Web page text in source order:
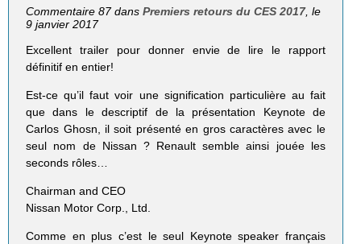
Commentaire 87 dansPremiers retours du CES 2017, le
9 janvier 2017
Excellent trailer pour donner envie de lire le rapport
définitif en entier!
Est-ce qu’il faut voir une signification particulière au fait
que dans le descriptif de la présentation Keynote de
Carlos Ghosn, il soit présenté en gros caractères avec le
seul nom de Nissan ? Renault semble ainsi jouée les
seconds rôles…
Chairman and CEO
Nissan Motor Corp., Ltd.
Comme en plus c’est le seul Keynote speaker français